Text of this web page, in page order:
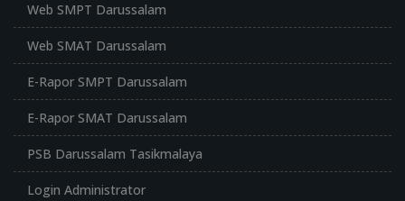
Web SMPT Darussalam
Web SMAT Darussalam
E-Rapor SMPT Darussalam
E-Rapor SMAT Darussalam
PSB Darussalam Tasikmalaya
Login Administrator